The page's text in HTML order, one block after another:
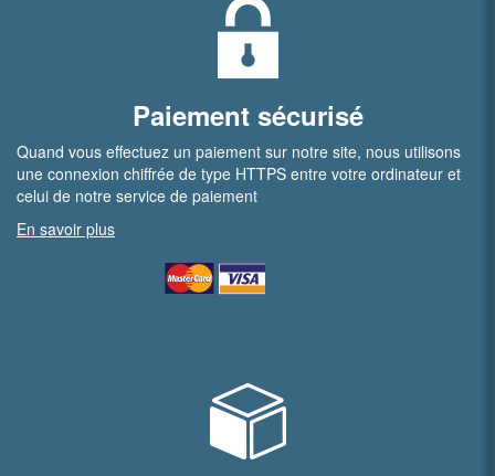
Paiement sécurisé
Quand vous effectuez un paiement sur notre site, nous utilisons
une connexion chiffrée de type HTTPS entre votre ordinateur et
celui de notre service de paiement
En savoir plus